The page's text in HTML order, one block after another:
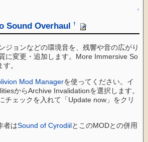
↑
Sound Overhaul †
ジョンなどの環境音を、残響や音の広がり
に変更・追加します。More Immersive So
。
Mod Managerを使ってください。イ
からArchive Invalidationを選択します。
チェックを入れて「Update now」をクリ
者はSound of CyrodiilとこのMODとの併用